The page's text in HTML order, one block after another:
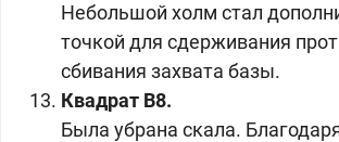
Небольшой холм стал
точкой для сдерживания
сбивания захвата базы.
Квадрат B8.
Была убрана скала.